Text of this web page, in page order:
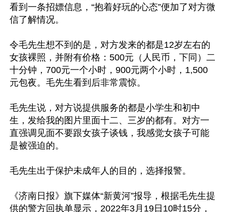
看到一条招嫖信息，“抱着好玩的心态”便加了对方微
信了解情况。
令毛先生想不到的是，对方发来的都是12岁左右的
女孩裸照，并附有价格：500元（人民币，下同）二
十分钟，700元一个小时，900元两个小时，1,500
元包夜。毛先生看到后非常震惊。
毛先生说，对方说提供服务的都是小学生和初中
生，发给我的图片里面十二、三岁的都有。对方一
直强调见面不要跟女孩子谈钱，我感觉女孩子可能
是被强迫的。
毛先生出于保护未成年人的目的，选择报警。
《济南日报》旗下媒体“新黄河”报导，根据毛先生提
供的警方回执单显示，2022年3月19日10时15分，